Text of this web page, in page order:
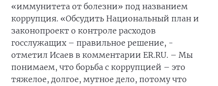
«иммунитета от болезни» под названием
коррупция. «Обсудить Национальный план и
законопроект о контроле расходов
госслужащих – правильное решение, -
отметил Исаев в комментарии ER.RU. – Мы
понимаем, что борьба с коррупцией – это
тяжелое, долгое, мутное дело, потому что